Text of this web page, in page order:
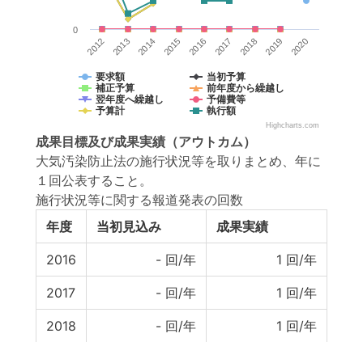
要求額
当初予算
補正予算
前年度から繰越し
翌年度へ繰越し
予備費等
予算計
執行額
2012 2013 2014 2015 2016 2017 2018 2019 2020
0
Highcharts.com
成果目標及び成果実績 （アウトカム）
大気汚染防止法の施行状況等を取りまとめ、年に
１回公表すること。
施行状況等に関する報道発表の回数
年度
当初見込み 成果実績
2016 - 回/年 1 回/年
2017 - 回/年 1 回/年
2018 - 回/年 1 回/年